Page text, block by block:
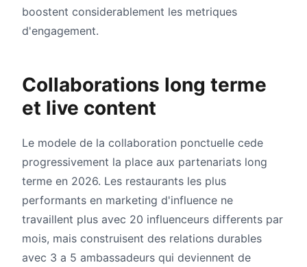
boostent considerablement les metriques
d'engagement.
Collaborations long terme
et live content
Le modele de la collaboration ponctuelle cede
progressivement la place aux partenariats long
terme en 2026. Les restaurants les plus
performants en marketing d'influence ne
travaillent plus avec 20 influenceurs differents par
mois, mais construisent des relations durables
avec 3 a 5 ambassadeurs qui deviennent de